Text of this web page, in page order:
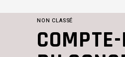
NON CLASSÉ